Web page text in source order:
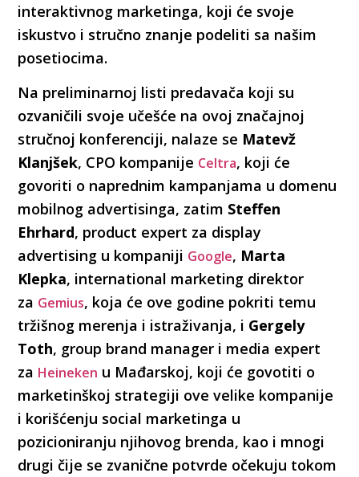
interaktivnog marketinga, koji će svoje
iskustvo i stručno znanje podeliti sa našim
posetiocima.
Na preliminarnoj listi predavača koji su
ozvaničili svoje učešće na ovoj značajnoj
stručnoj konferenciji, nalaze se Matevž
Klanjšek, CPO kompanije Celtra, koji će
govoriti o naprednim kampanjama u domenu
mobilnog advertisinga, zatim Steffen
Ehrhard, product expert za display
advertising u kompaniji Google, Marta
Klepka, international marketing direktor
za Gemius, koja će ove godine pokriti temu
tržišnog merenja i istraživanja, i Gergely
Toth, group brand manager i media expert
za Heineken u Mađarskoj, koji će govotiti o
marketinškoj strategiji ove velike kompanije
i korišćenju social marketinga u
pozicioniranju njihovog brenda, kao i mnogi
drugi čije se zvanične potvrde očekuju tokom